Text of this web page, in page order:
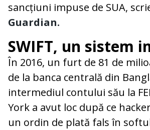
sancțiuni impuse de SUA,
Guardian.
SWIFT, un sistem
În 2016, un furt de 81 de
de la banca centrală din
intermediul contului său la
York a avut loc după ce
un ordin de plată fals în softul